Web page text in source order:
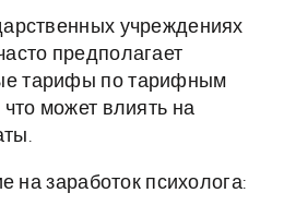
учреждениях
предполагает
тарифы по тарифным
что может влиять на
заработок психолога: